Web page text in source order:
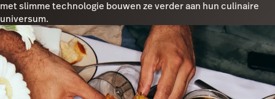
met slimme technologie bouwen ze verder aan hun culinaire
universum.